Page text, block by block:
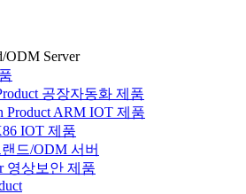
ODM Server
공장자동화 제품
Product ARM IOT 제품
IOT 제품
랜드/ODM 서버
영상보안 제품